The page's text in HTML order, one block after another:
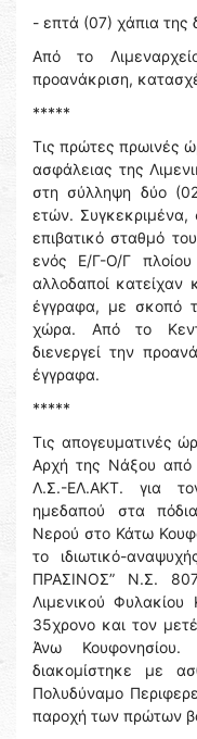
- επτά (07) χάπια της
Από το
προανάκριση,
*****
Τις πρώτες πρωινές
ασφάλειας της
στη σύλληψη δύο
ετών. Συγκεκριμένα,
επιβατικό σταθμό
ενός Ε/Γ-Ο/Γ
αλλοδαποί κατείχαν
έγγραφα, με σκοπό
χώρα. Από το
διενεργεί την
έγγραφα.
*****
Τις απογευματινές
Αρχή της Νάξου από
Λ.Σ.-ΕΛ.ΑΚΤ. για
ημεδαπού στα
Νερού στο Κάτω
το ιδιωτικό-
ΠΡΑΣΙΝΟΣ” Ν.Σ.
Λιμενικού
35χρονο και τον
Άνω
διακομίστηκε με
Πολυδύναμο
παροχή των πρώτων